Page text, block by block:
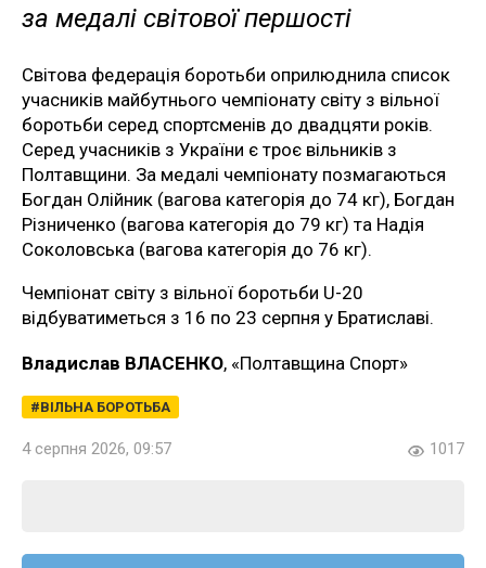
за медалі світової першості
Світова федерація боротьби оприлюднила список
учасників майбутнього чемпіонату світу з вільної
боротьби серед спортсменів до двадцяти років.
Серед учасників з України є троє вільників з
Полтавщини. За медалі чемпіонату позмагаються
Богдан Олійник (вагова категорія до 74 кг), Богдан
Різниченко (вагова категорія до 79 кг) та Надія
Соколовська (вагова категорія до 76 кг).
Чемпіонат світу з вільної боротьби U-20
відбуватиметься з 16 по 23 серпня у Братиславі.
Владислав ВЛАСЕНКО, «Полтавщина Спорт»
ВІЛЬНА БОРОТЬБА
4 серпня 2026, 09:57 1017